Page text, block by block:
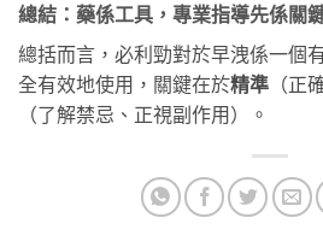
總結：藥係工具，專業指導先係關
總括而言，必利勁對於早洩係一個
全有效地使用，關鍵在於精準 （正
（了解禁忌、正視副作用）。